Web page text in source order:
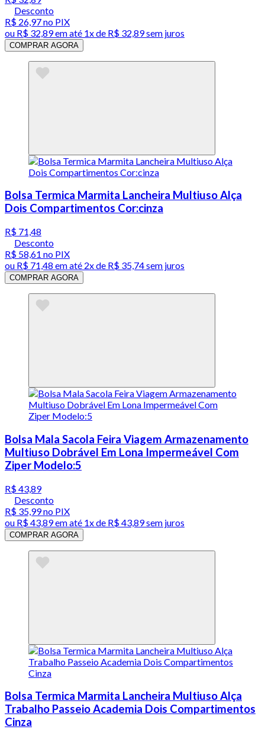
Desconto
R$ 26,97no PIX
ou R$ 32,89em até 1x de R$ 32,89sem juros
COMPRAR AGORA
Bolsa Termica Marmita Lancheira Multiuso Alça
Dois Compartimentos Cor:cinza
R$ 71,48
Desconto
R$ 58,61 no PIX
ou R$ 71,48 em até 2x de R$ 35,74 sem juros
COMPRAR AGORA
Bolsa Mala Sacola Feira Viagem Armazenamento
Multiuso Dobrável Em Lona Impermeável Com
Ziper Modelo:5
R$ 43,89
Desconto
R$ 35,99no PIX
ou R$ 43,89em até 1x de R$ 43,89sem juros
COMPRAR AGORA
Bolsa Termica Marmita Lancheira Multiuso Alça
Trabalho Passeio Academia Dois Compartimentos
Cinza